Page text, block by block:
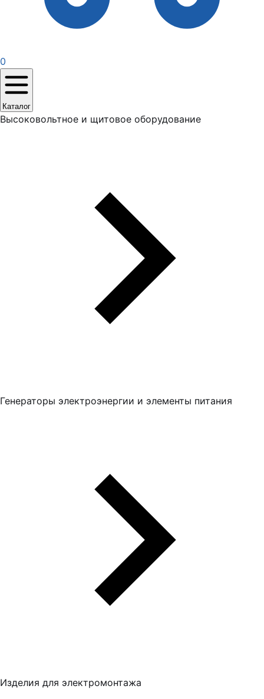
0
Каталог
Высоковольтное и щитовое оборудование
Генераторы электроэнергии и элементы питания
Изделия для электромонтажа